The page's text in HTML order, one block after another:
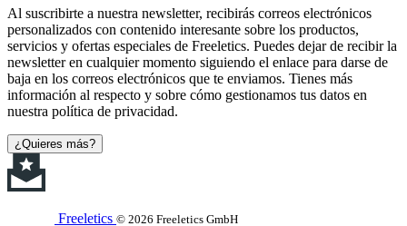
Al suscribirte a nuestra newsletter, recibirás correos electrónicos
personalizados con contenido interesante sobre los productos,
servicios y ofertas especiales de Freeletics. Puedes dejar de recibir la
newsletter en cualquier momento siguiendo el enlace para darse de
baja en los correos electrónicos que te enviamos. Tienes más
información al respecto y sobre cómo gestionamos tus datos en
nuestra política de privacidad.
¿Quieres más?
Freeletics © 2026 Freeletics GmbH